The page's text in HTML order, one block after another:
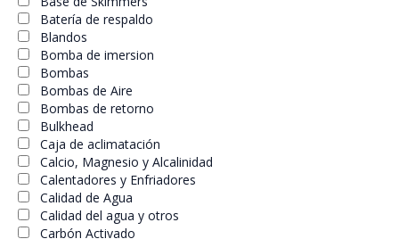
Batería de respaldo
Blandos
Bomba de imersion
Bombas
Bombas de Aire
Bombas de retorno
Bulkhead
Caja de aclimatación
Calcio, Magnesio y Alcalinidad
Calentadores y Enfriadores
Calidad de Agua
Calidad del agua y otros
Carbón Activado